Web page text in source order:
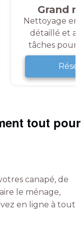
Grand
Nettoyage en
détaillé et
tâches pour
tout pour
canapé, de
le ménage,
en ligne à tout